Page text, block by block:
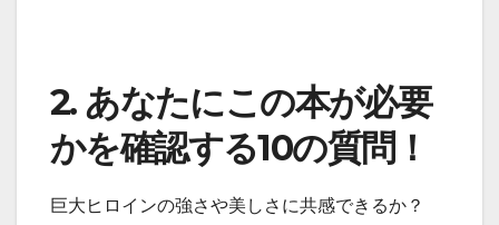
2. あなたにこの本が必要
かを確認する10の質問！
巨大ヒロインの強さや美しさに共感できるか？